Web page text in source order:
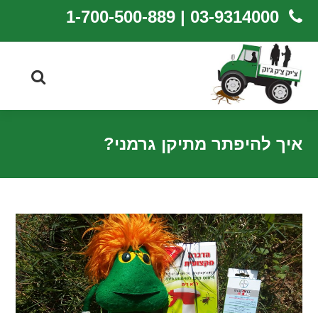
03-9314000 | 1-700-500-889
איך להיפתר מתיקן גרמני?